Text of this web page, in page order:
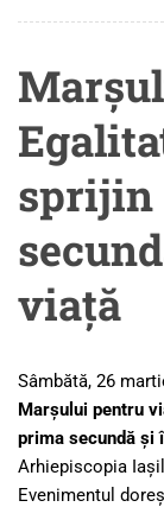
sprijin
viață
Sâmbătă, 26
Marșului pentru
prima secundă și
Arhiepiscopia
Evenimentul